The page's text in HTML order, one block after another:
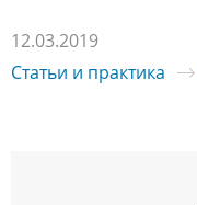
12.03.2019
Статьи и практика